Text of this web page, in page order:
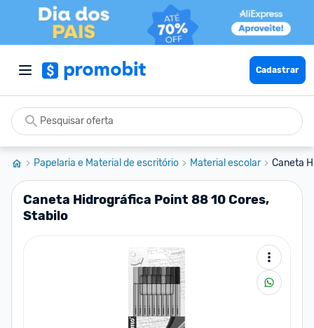
Cadastrar
Papelaria e Material de escritório Material escolar Caneta
Caneta Hidrográfica Point 88 10 Cores,
Stabilo